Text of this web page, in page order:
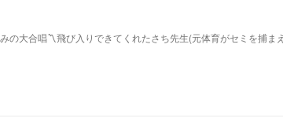
の大合唱〽飛び入りできてくれたさち先生(元体育がセミを捕ま